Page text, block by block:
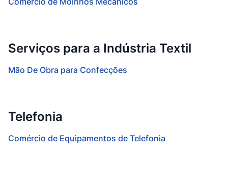
Serviços para a Indústria Textil
Mão De Obra para Confecções
Telefonia
Comércio de Equipamentos de Telefonia